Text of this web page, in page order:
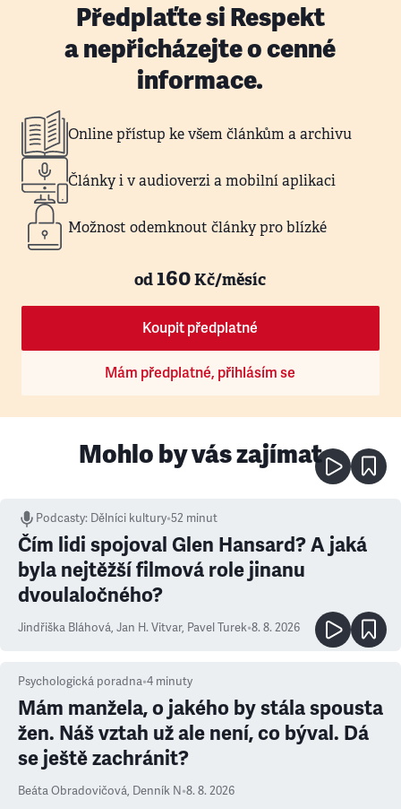
Předplaťte si Respekt
a nepřicházejte o cenné
informace.
Online přístup ke všem článkům a archivu
Články i v audioverzi a mobilní aplikaci
Možnost odemknout články pro blízké
od160Kč/měsíc
Koupit předplatné
Mám předplatné, přihlásím se
Mohlo by vás zajímat
Podcasty: Dělníci kultury•52 minut
Čím lidi spojoval Glen Hansard? A jaká
byla nejtěžší filmová role jinanu
dvoulaločného?
Jindřiška Bláhová, Jan H. Vitvar, Pavel Turek•8. 8. 2026
Psychologická poradna•4 minuty
Mám manžela, o jakého by stála spousta
žen. Náš vztah už ale není, co býval. Dá
se ještě zachránit?
Beáta Obradovičová, Denník N•8. 8. 2026